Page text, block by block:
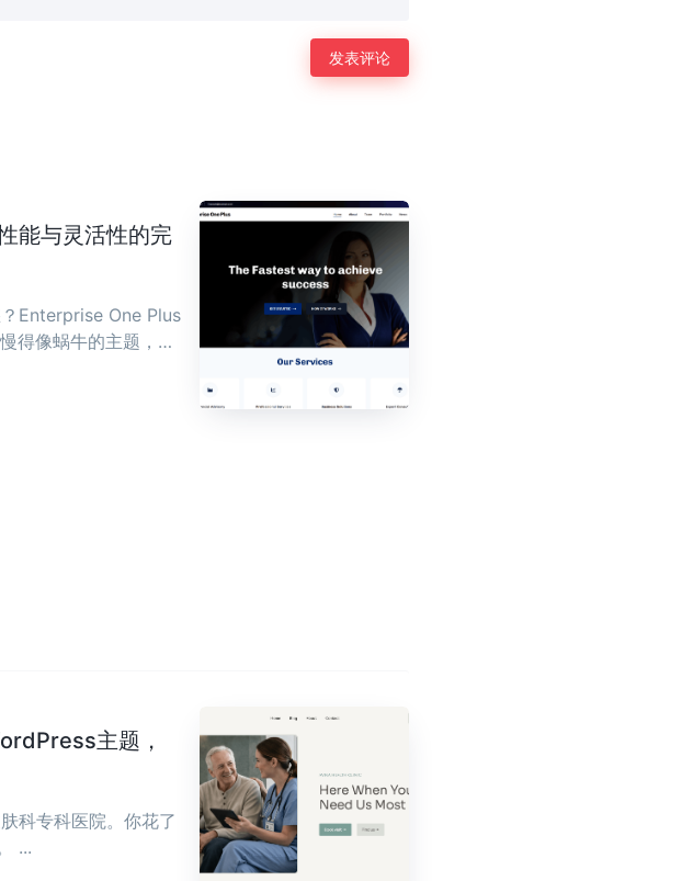
能与灵活性的完
Enterprise One Plus
得像蜗牛的主题，而
主题，
科专科医院。你花了
...